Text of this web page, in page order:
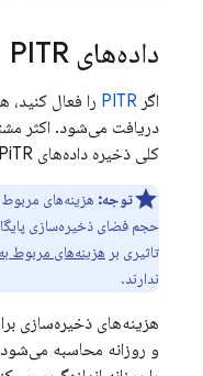
داده‌های PITR
اگر PITR
دریافت می‌شود. اکثر
کلی ذخیره داده‌های PiTR مشابه هزینه ذخیره پایگاه داده است.
توجه:
تاثیری بر هزینه‌های مربوط
ندارند.
و روزانه محاسبه